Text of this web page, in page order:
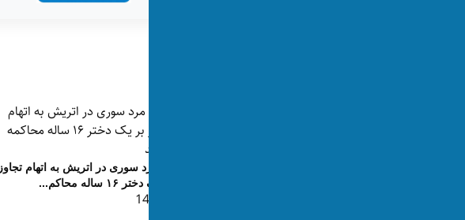
دو مرد سوری در اتریش به اتهام تجاوز
بر یک دختر ۱۶ ساله محاکم...